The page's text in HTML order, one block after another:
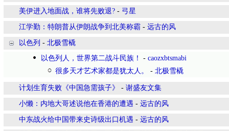
美伊进入地面战，谁将先败退? - 弓星
江学勤：特朗普从伊朗战争到北美称霸 - 远古的风
以色列 - 北极雪橇
以色列人，世界第二战斗民族！
- caozxbtsmabi
很多天才艺术家都是犹太人。
- 北极雪橇
计划生育失败《中国急需孩子》 - 谢盛友文集
小懒：内地大哥述说他在香港的遭遇 - 远古的风
中东战火给中国带来史诗级出口机遇 - 远古的风